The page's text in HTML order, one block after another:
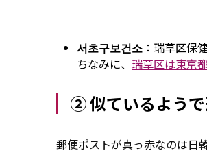
서초구보건소 ：瑞草区保
ちなみに、 瑞草区は東京
② 似ているよう
郵便ポストが真っ赤なのは日